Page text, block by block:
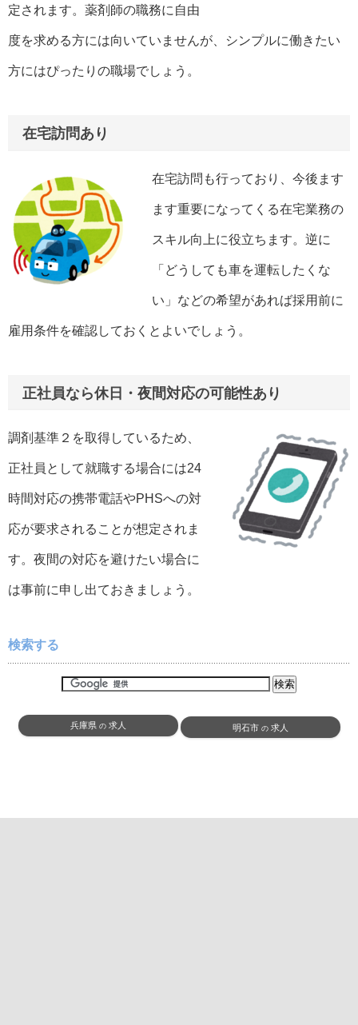
定されます。薬剤師の職務に自由
度を求める方には向いていませんが、シンプルに働きたい
方にはぴったりの職場でしょう。
在宅訪問あり
在宅訪問も行っており、今後ます
ます重要になってくる在宅業務の
スキル向上に役立ちます。逆に
「どうしても車を運転したくな
い」などの希望があれば採用前に
雇用条件を確認しておくとよいでしょう。
正社員なら休日・夜間対応の可能性あり
調剤基準２を取得しているため、
正社員として就職する場合には24
時間対応の携帯電話やPHSへの対
応が要求されることが想定されま
す。夜間の対応を避けたい場合に
は事前に申し出ておきましょう。
検索する
兵庫県の 求人 明石市の 求人